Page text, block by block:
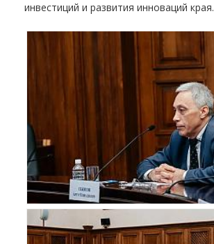
инвестиций и развития инноваций края.